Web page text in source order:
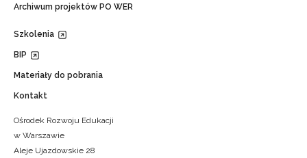
Archiwum projektów PO WER
Szkolenia
BIP
Materiały do pobrania
Kontakt
Ośrodek Rozwoju Edukacji
w Warszawie
Aleje Ujazdowskie 28